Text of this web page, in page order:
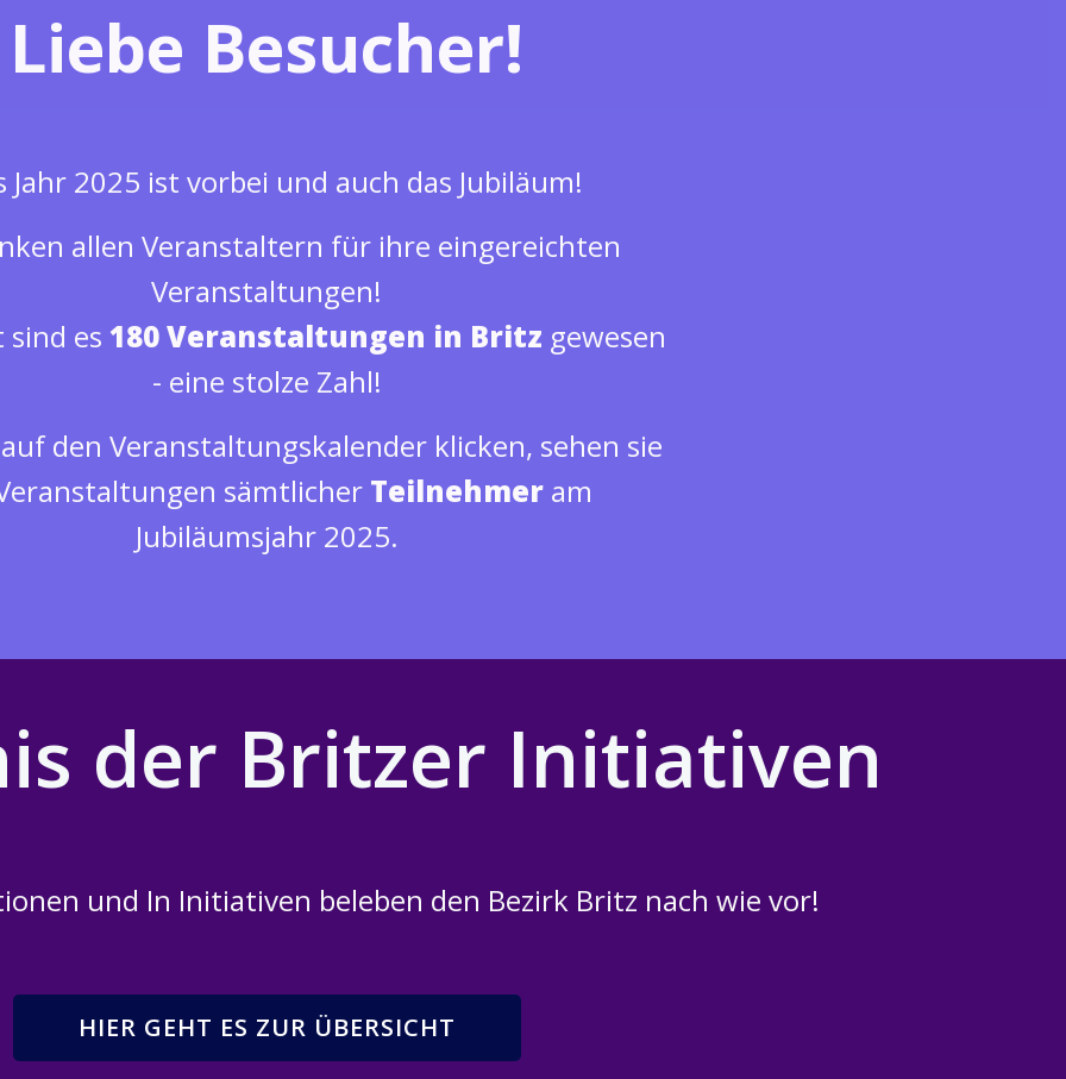
Liebe Besucher!
Jahr 2025 ist vorbei und auch das Jubiläum!
allen Veranstaltern für ihre eingereichten
Veranstaltungen!
sind es 180 Veranstaltungen in Britz gewesen
- eine stolze Zahl!
den Veranstaltungskalender klicken, sehen sie
sämtlicher Teilnehmeram
Jubiläumsjahr 2025.
der Britzer Initiativen
und In Initiativen beleben den Bezirk Britz nach wie vor!
HIER GEHT ES ZUR ÜBERSICHT